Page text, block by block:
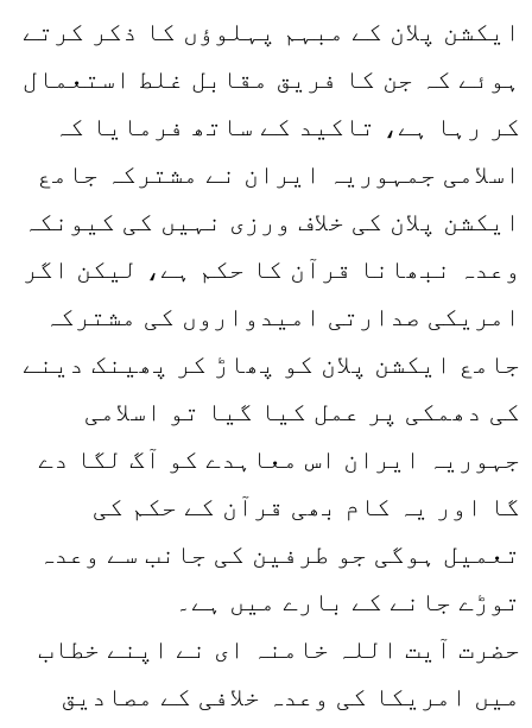
ایکشن پلان کے مبہم پہلوؤں کا ذکر کرتے
ہوئے کہ جن کا فریق مقابل غلط استعمال
کر رہا ہے، تاکید کے ساتھ فرمایا کہ
اسلامی جمہوریہ ایران نے مشترکہ جامع
ایکشن پلان کی خلاف ورزی نہیں کی کیونکہ
وعدہ نبھانا قرآن کا حکم ہے، لیکن اگر
امریکی صدارتی امیدواروں کی مشترکہ
جامع ایکشن پلان کو پھاڑ کر پھینک دینے
کی دھمکی پر عمل کیا گيا تو اسلامی
جہوریہ ایران اس معاہدے کو آگ لگا دے
گا اور یہ کام بھی قرآن کے حکم کی
تعمیل ہوگی جو طرفین کی جانب سے وعدہ
توڑے جانے کے بارے میں ہے۔
حضرت آیت اللہ خامنہ ای نے اپنے خطاب
میں امریکا کی وعدہ خلافی کے مصادیق